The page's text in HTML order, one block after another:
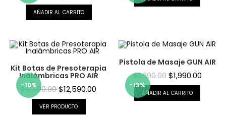
AÑADIR AL CARRITO
-10%
Kit Botas de Presoterapia
Inalámbricas PRO AIR
13,990.00 $12,590.00
VER PRODUCTO
-13%
Pistola de Masaje GUN AIR
$2,290.00 $1,990.00
AÑADIR AL CARRITO